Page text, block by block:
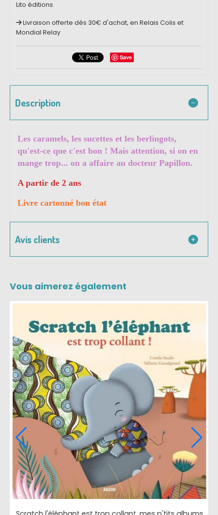
Lito éditions
Livraison offerte dès 30€ d'achat, en Relais Colis et
Mondial Relay
Save
Description
Les caramels, les sucettes et les berlingots,
qu'est-ce que c'est bon ! Mais attention, si on en
mange trop... on a affaire au docteur Papillon.
A partir de 2 ans
Livre cartonné bon état
Avis clients
Vous aimerez également